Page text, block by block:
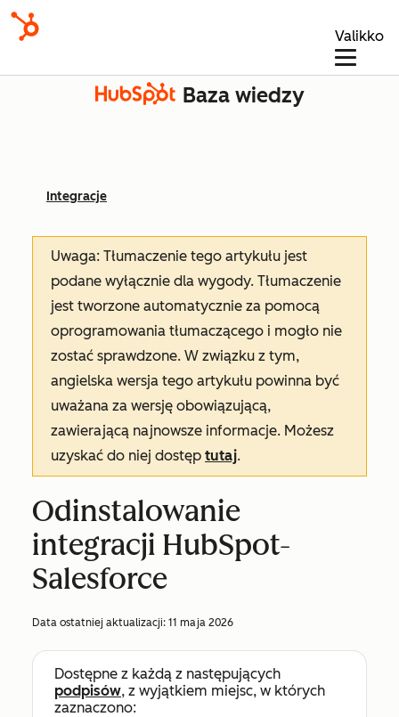
Valikko
Baza wiedzy
Integracje
Uwaga: Tłumaczenie tego artykułu jest
podane wyłącznie dla wygody. Tłumaczenie
jest tworzone automatycznie za pomocą
oprogramowania tłumaczącego i mogło nie
zostać sprawdzone. W związku z tym,
angielska wersja tego artykułu powinna być
uważana za wersję obowiązującą,
zawierającą najnowsze informacje. Możesz
uzyskać do niej dostęp tutaj.
Odinstalowanie
integracji HubSpot-
Salesforce
Data ostatniej aktualizacji: 11 maja 2026
Dostępne z każdą z następujących
podpisów, z wyjątkiem miejsc, w których
zaznaczono: